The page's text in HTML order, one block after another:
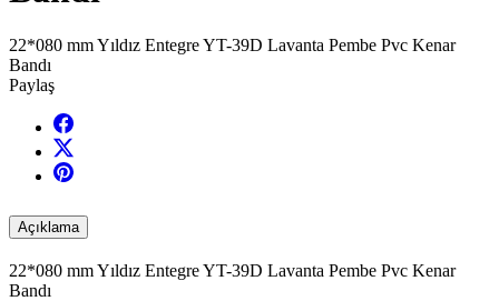
22*080 mm Yıldız Entegre YT-39D Lavanta Pembe Pvc Kenar
Bandı
Paylaş
Açıklama
22*080 mm Yıldız Entegre YT-39D Lavanta Pembe Pvc Kenar
Bandı